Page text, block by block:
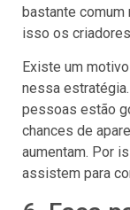
bastante comum
isso os
Existe um
nessa
pessoas estão
chances de
aumentam. Por
assistem para